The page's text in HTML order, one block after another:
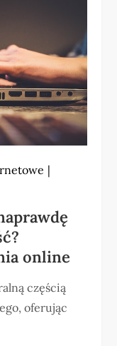
online
częścią
oferując